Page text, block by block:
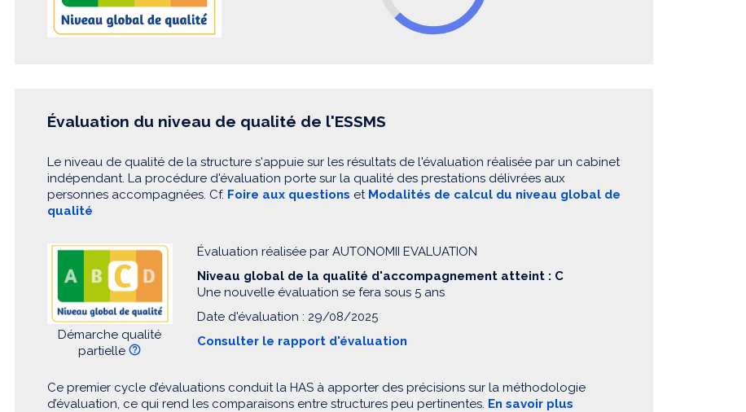
Évaluation du niveau de qualité de l'ESSMS
Le niveau de qualité de la structure s'appuie sur les résultats de l'évaluation réalisée par un cabinet
indépendant. La procédure d'évaluation porte sur la qualité des prestations délivrées aux
personnes accompagnées. Cf. Foire aux questions et Modalités de calcul du niveau global de
qualité
Démarche qualité
partielle
Évaluation réalisée par AUTONOMII EVALUATION
Niveau global de la qualité d'accompagnement atteint : C
Une nouvelle évaluation se fera sous 5 ans
Date d'évaluation : 29/08/2025
Consulter le rapport d'évaluation
Ce premier cycle d’évaluations conduit la HAS à apporter des précisions sur la méthodologie
d’évaluation, ce qui rend les comparaisons entre structures peu pertinentes. En savoir plus